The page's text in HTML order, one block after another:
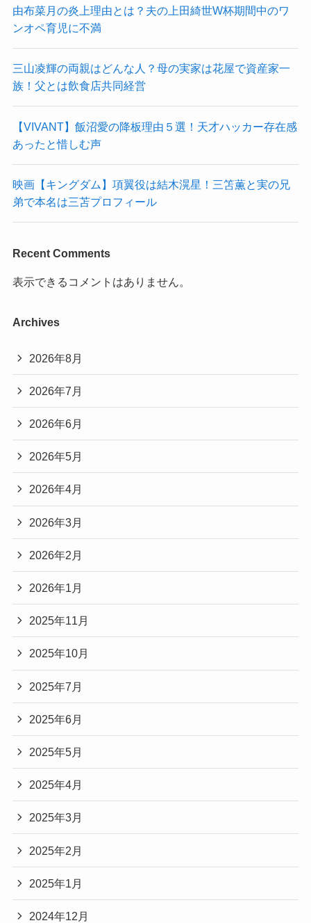
由布菜月の炎上理由とは？夫の上田綺世W杯期間中のワ
ンオペ育児に不満
三山凌輝の両親はどんな人？母の実家は花屋で資産家一
族！父とは飲食店共同経営
【VIVANT】飯沼愛の降板理由５選！天才ハッカー存在感
あったと惜しむ声
映画【キングダム】項翼役は結木滉星！三笘薫と実の兄
弟で本名は三苫プロフィール
Recent Comments
表示できるコメントはありません。
Archives
2026年8月
2026年7月
2026年6月
2026年5月
2026年4月
2026年3月
2026年2月
2026年1月
2025年11月
2025年10月
2025年7月
2025年6月
2025年5月
2025年4月
2025年3月
2025年2月
2025年1月
2024年12月